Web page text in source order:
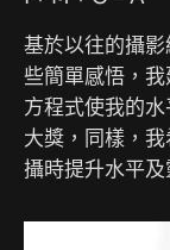
基於以往的攝
些簡單感悟，
方程式使我的
大獎，同樣，
攝時提升水平及